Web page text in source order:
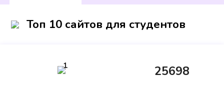
Топ 10 сайтов для студентов
1 25698